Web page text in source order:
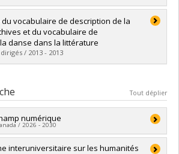
Anne-Renée
M.S.I.
dans Papyrus
vocabulaire de description de la
et du vocabulaire de
danse dans la littérature
/ 2013 - 2013
M.S.I.
dans Papyrus
Tout déplier
numérique
/ 2026 - 2030
: Dominic Forest
interuniversitaire sur les humanités